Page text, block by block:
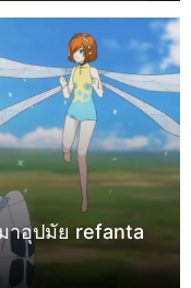
าอุปมัย refanta